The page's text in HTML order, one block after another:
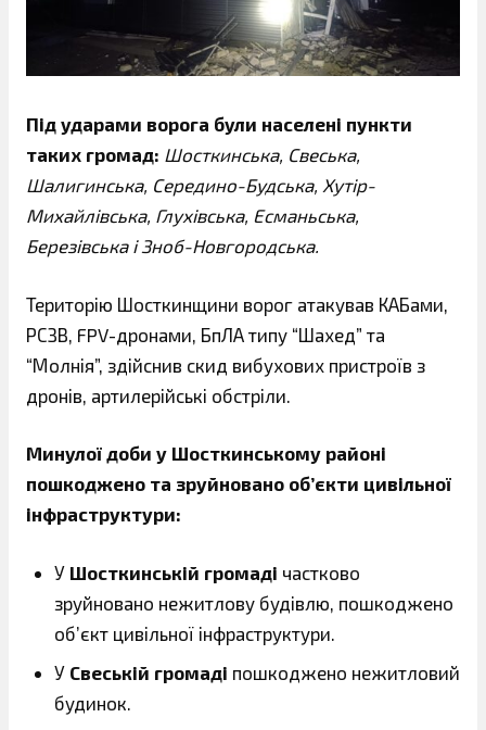
Під ударами ворога були населені пункти
таких громад: Шосткинська, Свеська,
Шалигинська, Середино-Будська, Хутір-
Михайлівська, Глухівська, Есманьська,
Березівська і Зноб-Новгородська.
Територію Шосткинщини ворог атакував КАБами,
РСЗВ, FPV-дронами, БпЛА типу “Шахед” та
“Молнія”, здійснив скид вибухових пристроїв з
дронів, артилерійські обстріли.
Минулої доби у Шосткинському районі
пошкоджено та зруйновано об’єкти цивільної
інфраструктури:
У Шосткинській громаді частково
зруйновано нежитлову будівлю, пошкоджено
об’єкт цивільної інфраструктури.
У Свеській громаді пошкоджено нежитловий
будинок.